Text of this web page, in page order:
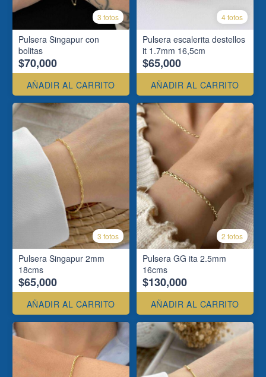
3 fotos
Pulsera Singapur con
bolitas
$70,000
AÑADIR AL CARRITO
4 fotos
Pulsera escalerita destellos
it 1.7mm 16,5cm
$65,000
AÑADIR AL CARRITO
3 fotos
Pulsera Singapur 2mm
18cms
$65,000
AÑADIR AL CARRITO
2 fotos
Pulsera GG ita 2.5mm
16cms
$130,000
AÑADIR AL CARRITO